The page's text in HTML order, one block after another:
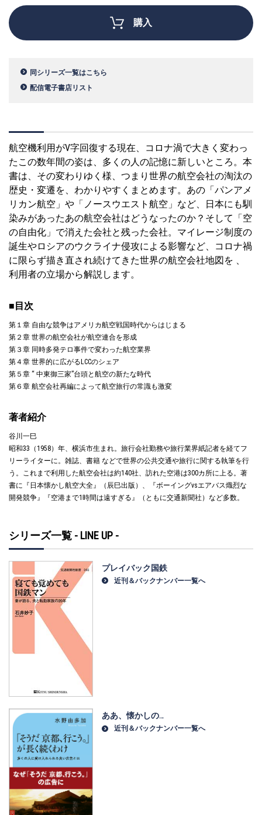
購入
同シリーズ一覧はこちら
配信電子書店リスト
航空機利用がV字回復する現在、コロナ渦で大きく変わっ
たこの数年間の姿は、多くの人の記憶に新しいところ。本
書は、その変わりゆく様、つまり世界の航空会社の淘汰の
歴史・変遷を、わかりやすくまとめます。あの「パンアメ
リカン航空」や「ノースウエスト航空」など、日本にも馴
染みがあったあの航空会社はどうなったのか？そして「空
の自由化」で消えた会社と残った会社。マイレージ制度の
誕生やロシアのウクライナ侵攻による影響など、コロナ禍
に限らず描き直され続けてきた世界の航空会社地図を 、
利用者の立場から解説します。
■目次
第１章 自由な競争はアメリカ航空戦国時代からはじまる
第２章 世界の航空会社が航空連合を形成
第３章 同時多発テロ事件で変わった航空業界
第４章 世界的に広がるLCCのシェア
第５章 “ 中東御三家”台頭と航空の新たな時代
第６章 航空会社再編によって航空旅行の常識も激変
著者紹介
谷川一巳
昭和33（1958）年、横浜市生まれ。旅行会社勤務や旅行業界紙記者を経てフ
リーライターに。雑誌、書籍 などで世界の公共交通や旅行に関する執筆を行
う。これまで利用した航空会社は約140社、訪れた空港は300カ所に上る。著
書に『日本懐かし航空大全』（辰巳出版）、『ボーイングvsエアバス熾烈な
開発競争』『空港まで1時間は遠すぎる』（ともに交通新聞社）など多数。
シリーズ一覧 - LINE UP -
プレイバック国鉄
近刊＆バックナンバー一覧へ
ああ、懐かしの…
近刊＆バックナンバー一覧へ